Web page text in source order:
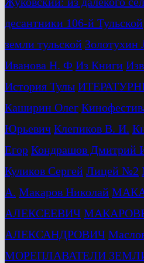
десантники 106-й Тульской
земли тульской Золотухин
Иванова Н. Ф Из Книги
История Тулы
Каширин Олег
Юрьевич Клепиков В. И.
Егор Кондрашов Дмитрий
Куликов Сергей Лицей №2
А. Макаров Николай
АЛЕКСЕЕВИЧ
АЛЕКСАНДРОВИЧ
МОРЕПЛАВАТЕЛИ